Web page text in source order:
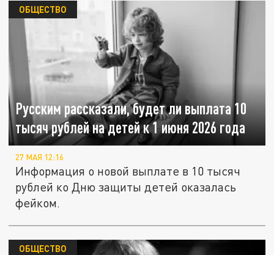
Русским рассказали, будет ли выплата 10
тысяч рублей на детей к 1 июня 2026 года
ОБЩЕСТВО
27 МАЯ 12:16
Информация о новой выплате в 10 тысяч
рублей ко Дню защиты детей оказалась
фейком.
ОБЩЕСТВО